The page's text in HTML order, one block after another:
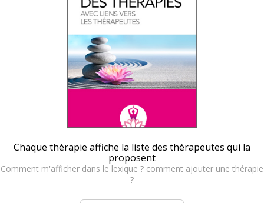
Chaque thérapie affiche la liste des thérapeutes qui la
proposent
Comment m'afficher dans le lexique ? comment ajouter une thérapie
?